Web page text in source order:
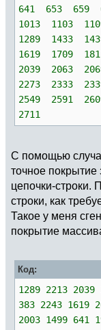
641 653 659
1013 1103
1289 1433
1619 1709
2039 2063
2273 2333
2549 2591
2711
С помощью
точное покрытие
цепочки-строки.
строки, как
Такое у меня
покрытие
Код:
1289 2213 2039
383 2243 1619
2003 1499 641